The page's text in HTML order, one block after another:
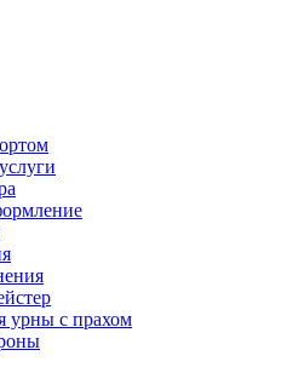
урны с прахом